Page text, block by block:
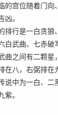
的宫位随着门向
。
排行是一白贪
白武曲、七赤破
曲之间有二颗
在八，右弼排在
说中为一白、
。